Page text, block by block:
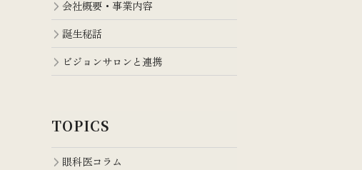
会社概要・事業内容
誕生秘話
ビジョンサロンと連携
TOPICS
眼科医コラム